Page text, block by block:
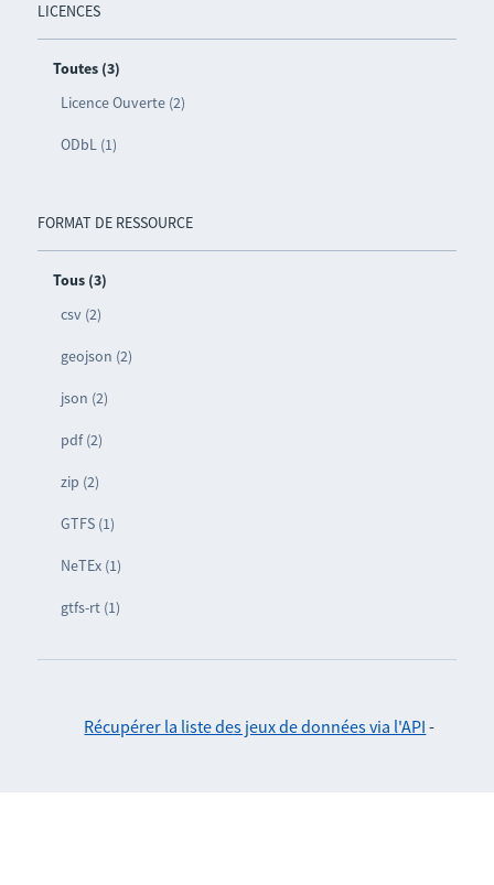
LICENCES
Toutes (3)
Licence Ouverte (2)
ODbL (1)
FORMAT DE RESSOURCE
Tous (3)
csv (2)
geojson (2)
json (2)
pdf (2)
zip (2)
GTFS (1)
NeTEx (1)
gtfs-rt (1)
Récupérer la liste des jeux de données via l'API -